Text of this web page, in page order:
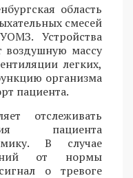
область
смесей
Устройства
воздушную массу
легких,
организма
пациента.
отслеживать
пациента
В случае
от нормы
о тревоге